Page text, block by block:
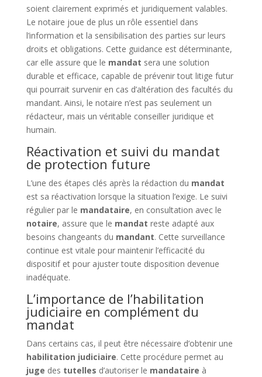
soient clairement exprimés et juridiquement valables.
Le notaire joue de plus un rôle essentiel dans
l’information et la sensibilisation des parties sur leurs
droits et obligations. Cette guidance est déterminante,
car elle assure que le mandat sera une solution
durable et efficace, capable de prévenir tout litige futur
qui pourrait survenir en cas d’altération des facultés du
mandant. Ainsi, le notaire n’est pas seulement un
rédacteur, mais un véritable conseiller juridique et
humain.
Réactivation et suivi du mandat
de protection future
L’une des étapes clés après la rédaction du mandat
est sa réactivation lorsque la situation l’exige. Le suivi
régulier par le mandataire, en consultation avec le
notaire, assure que le mandat reste adapté aux
besoins changeants du mandant. Cette surveillance
continue est vitale pour maintenir l’efficacité du
dispositif et pour ajuster toute disposition devenue
inadéquate.
L’importance de l’habilitation
judiciaire en complément du
mandat
Dans certains cas, il peut être nécessaire d’obtenir une
habilitation judiciaire. Cette procédure permet au
juge des tutelles d’autoriser le mandataire à